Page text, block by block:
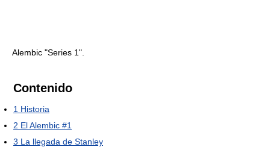
Alembic "Series 1".
Contenido
1 Historia
2 El Alembic #1
3 La llegada de Stanley